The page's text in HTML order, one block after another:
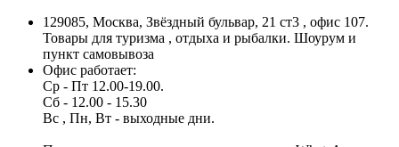
129085, Москва, Звёздный бульвар, 21 ст3 , офис 107.
Товары для туризма , отдыха и рыбалки. Шоурум и
пункт самовывоза
Офис работает:
Ср - Пт 12.00-19.00.
Сб - 12.00 - 15.30
Вс , Пн, Вт - выходные дни.